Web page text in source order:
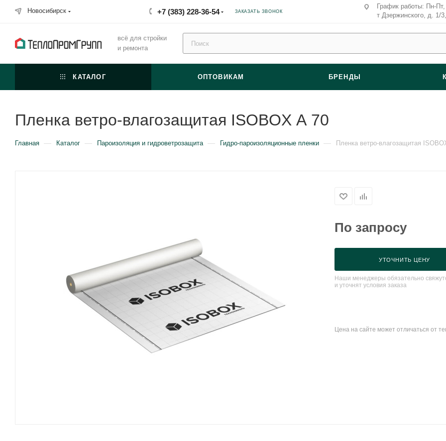
Новосибирск +7 (383) 228-36-54 ЗАКАЗАТЬ ЗВОНОК
График работы: Пн-
т Дзержинского, д. 1/
всё для стройки
и ремонта
КАТАЛОГ ОПТОВИКАМ БРЕНДЫ
Пленка ветро-влагозащитая ISOBOX А 70
Главная — Каталог — Пароизоляция и гидроветрозащита — Гидро-пароизоляционные пленки — Пленка ветро-влагозащитая
По запросу
УТОЧНИТЬ ЦЕНУ
Наши менеджеры обязательно
и уточнят условия заказа
Цена на сайте может отличаться от